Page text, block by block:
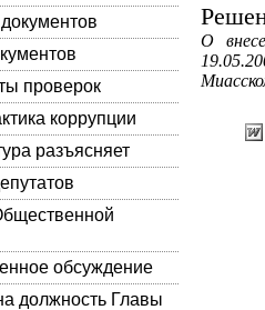
проверок
коррупции
разъясняет
обсуждение
должность Главы
О